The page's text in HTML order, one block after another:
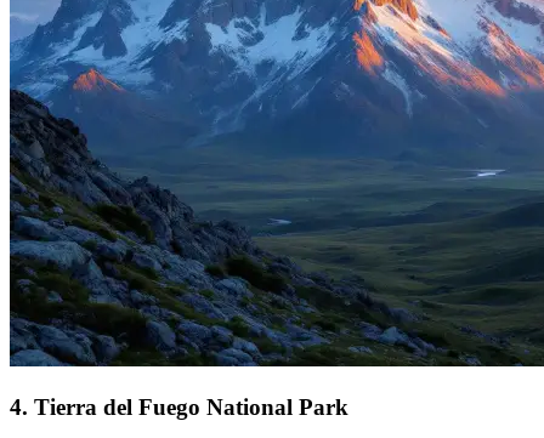
4. Tierra del Fuego National Park